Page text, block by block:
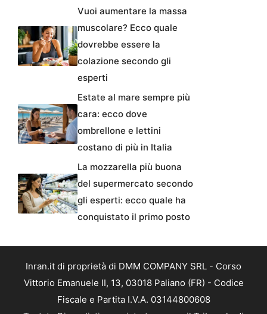
Vuoi aumentare la massa
muscolare? Ecco quale
dovrebbe essere la
colazione secondo gli
esperti
Estate al mare sempre più
cara: ecco dove
ombrellone e lettini
costano di più in Italia
La mozzarella più buona
del supermercato secondo
gli esperti: ecco quale ha
conquistato il primo posto
Inran.it di proprietà di DMM COMPANY SRL - Corso
Vittorio Emanuele II, 13, 03018 Paliano (FR) - Codice
Fiscale e Partita I.V.A. 03144800608